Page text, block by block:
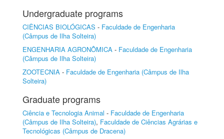
Undergraduate programs
CIÊNCIAS BIOLÓGICAS - Faculdade de Engenharia
(Câmpus de Ilha Solteira)
ENGENHARIA AGRONÔMICA - Faculdade de Engenharia
(Câmpus de Ilha Solteira)
ZOOTECNIA - Faculdade de Engenharia (Câmpus de Ilha
Solteira)
Graduate programs
Ciência e Tecnologia Animal - Faculdade de Engenharia
(Câmpus de Ilha Solteira), Faculdade de Ciências Agrárias e
Tecnológicas (Câmpus de Dracena)